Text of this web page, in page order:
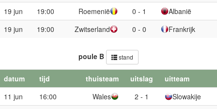
19 jun
19:00 Roemenië 0 - 1
Albanië
19 jun
19:00 Zwitserland 0 - 0 Frankrijk
poule B stand
datum tijd thuisteam uitslag
uitteam
11 jun
16:00 Wales 2 - 1
Slowakije